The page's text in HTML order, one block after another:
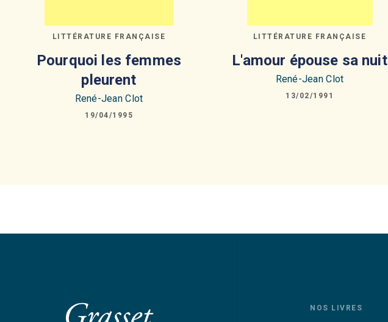
LITTÉRATURE FRANÇAISE
Pourquoi les femmes
pleurent
René-Jean Clot
19/04/1995
LITTÉRATURE FRANÇAISE
L'amour épouse sa nuit
René-Jean Clot
13/02/1991
NOS LIVRES